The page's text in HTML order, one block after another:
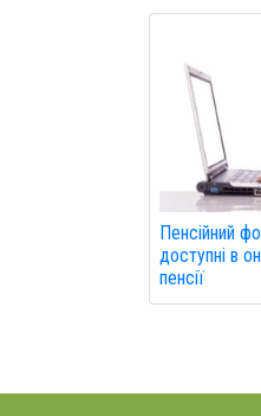
Пенсійний
доступні в
пенсії